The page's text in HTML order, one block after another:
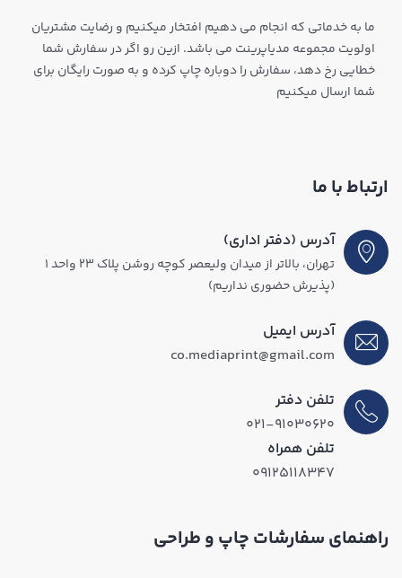
ما به خدماتی که انجام می دهیم افتخار میکنیم و رضایت مشتریان
اولویت مجموعه مدیاپرینت می باشد. ازین رو اگر در سفارش شما
خطایی رخ دهد، سفارش را دوباره چاپ کرده و به صورت رایگان برای
شما ارسال میکنیم
ارتباط با ما
آدرس (دفتر اداری)
تهران، بالاتر از میدان ولیعصر کوچه روشن پلاک ۲۳ واحد ۱
(پذیرش حضوری نداریم)
آدرس ایمیل
co.mediaprint@gmail.com
تلفن دفتر
۰۲۱-۹۱۰۳۰۶۲۰
تلفن همراه
۰۹۱۲۵۱۱۸۳۴۷
راهنمای سفارشات چاپ و طراحی